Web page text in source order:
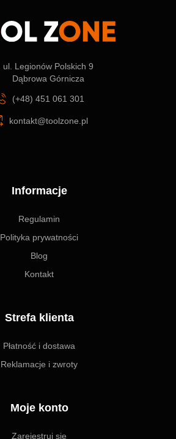
ul. Legionów Polskich 9
Dąbrowa Górnicza
(+48) 451 061 301
kontakt@toolzone.pl
Informacje
Regulamin
Polityka prywatności
Blog
Kontakt
Strefa klienta
Płatność i dostawa
Reklamacje i zwroty
Moje konto
Zarejestruj się